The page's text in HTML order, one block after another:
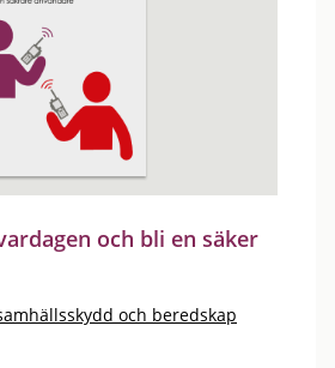
och bli en säker
och beredskap